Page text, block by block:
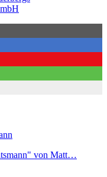
von Matt…